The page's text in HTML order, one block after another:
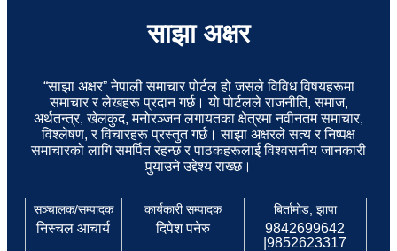
साझा अक्षर
“साझा अक्षर” नेपाली समाचार पोर्टल हो जसले विविध विषयहरूमा
समाचार र लेखहरू प्रदान गर्छ। यो पोर्टलले राजनीति, समाज,
अर्थतन्त्र, खेलकुद, मनोरञ्जन लगायतका क्षेत्रमा नवीनतम समाचार,
विश्लेषण, र विचारहरू प्रस्तुत गर्छ। साझा अक्षरले सत्य र निष्पक्ष
समाचारको लागि समर्पित रहन्छ र पाठकहरूलाई विश्वसनीय जानकारी
पुर्‍याउने उद्देश्य राख्छ।
सञ्चालक/सम्पादक
निस्चल आचार्य
कार्यकारी सम्पादक
दिपेश पनेरु
बिर्तामोड, झापा
9842699642
|9852623317